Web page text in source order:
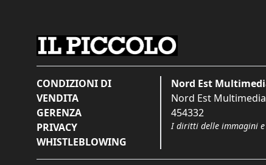
CONDIZIONI DI
VENDITA
GERENZA
PRIVACY
WHISTLEBLOWING
Nord Est
Nord Est Multimedia
454332
I diritti delle immagini e